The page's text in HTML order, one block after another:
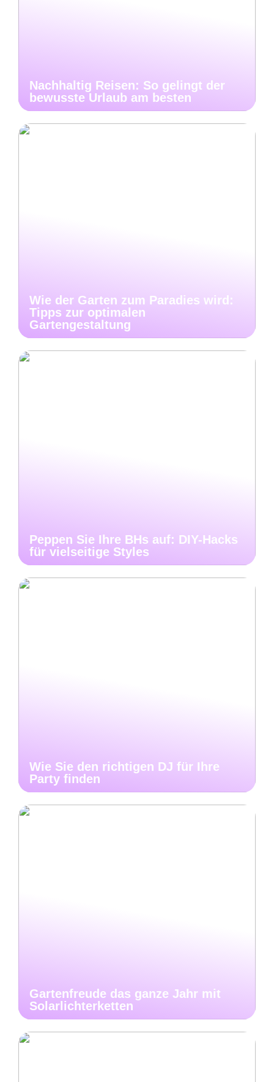
Nachhaltig Reisen: So gelingt der
bewusste Urlaub am besten
Wie der Garten zum Paradies wird:
Tipps zur optimalen
Gartengestaltung
Peppen Sie Ihre BHs auf: DIY-Hacks
für vielseitige Styles
Wie Sie den richtigen DJ für Ihre
Party finden
Gartenfreude das ganze Jahr mit
Solarlichterketten